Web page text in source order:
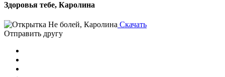
Здоровья тебе, Каролина
Скачать
Отправить другу